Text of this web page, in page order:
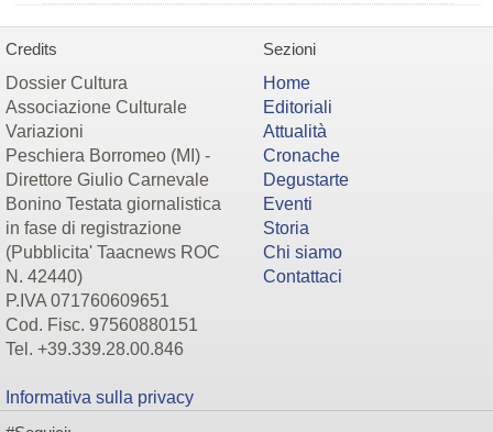
Credits
Dossier Cultura
Associazione Culturale
Variazioni
Peschiera Borromeo (MI) -
Direttore Giulio Carnevale
Bonino Testata giornalistica
in fase di registrazione
(Pubblicita' Taacnews ROC
N. 42440)
P.IVA 071760609651
Cod. Fisc. 97560880151
Tel. +39.339.28.00.846
Informativa sulla privacy
Sezioni
Home
Editoriali
Attualità
Cronache
Degustarte
Eventi
Storia
Chi siamo
Contattaci